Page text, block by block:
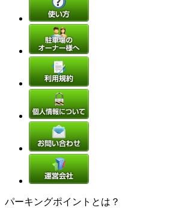
パーキングポイントとは？